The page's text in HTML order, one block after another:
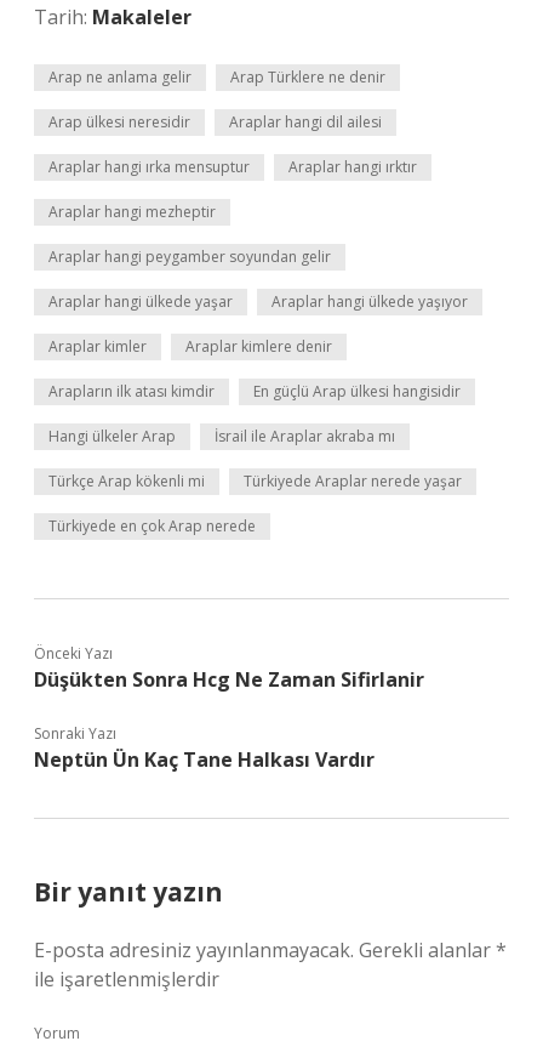
Tarih: Makaleler
Arap ne anlama gelir Arap Türklere ne denir
Arap ülkesi neresidir Araplar hangi dil ailesi
Araplar hangi ırka mensuptur Araplar hangi ırktır
Araplar hangi mezheptir
Araplar hangi peygamber soyundan gelir
Araplar hangi ülkede yaşar Araplar hangi ülkede yaşıyor
Araplar kimler Araplar kimlere denir
Arapların ilk atası kimdir En güçlü Arap ülkesi hangisidir
Hangi ülkeler Arap İsrail ile Araplar akraba mı
Türkçe Arap kökenli mi Türkiyede Araplar nerede yaşar
Türkiyede en çok Arap nerede
Önceki Yazı
Düşükten Sonra Hcg Ne Zaman Sifirlanir
Sonraki Yazı
Neptün Ün Kaç Tane Halkası Vardır
Bir yanıt yazın
E-posta adresiniz yayınlanmayacak. Gerekli alanlar*
ile işaretlenmişlerdir
Yorum